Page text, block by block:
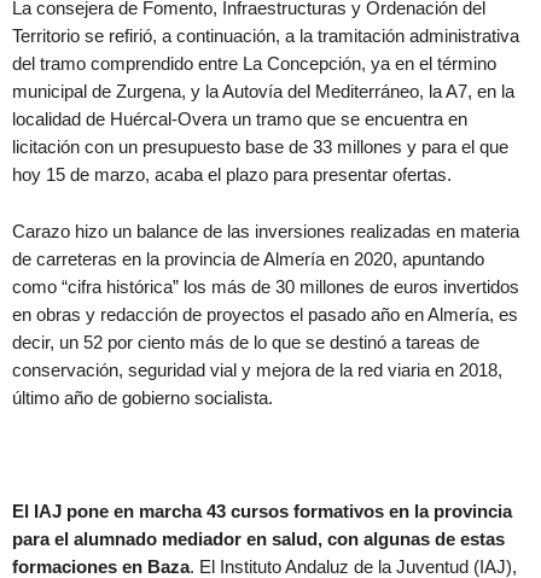
La consejera de Fomento, Infraestructuras y Ordenación del
Territorio se refirió, a continuación, a la tramitación administrativa
del tramo comprendido entre La Concepción, ya en el término
municipal de Zurgena, y la Autovía del Mediterráneo, la A7, en la
localidad de Huércal-Overa un tramo que se encuentra en
licitación con un presupuesto base de 33 millones y para el que
hoy 15 de marzo, acaba el plazo para presentar ofertas.
Carazo hizo un balance de las inversiones realizadas en materia
de carreteras en la provincia de Almería en 2020, apuntando
como “cifra histórica” los más de 30 millones de euros invertidos
en obras y redacción de proyectos el pasado año en Almería, es
decir, un 52 por ciento más de lo que se destinó a tareas de
conservación, seguridad vial y mejora de la red viaria en 2018,
último año de gobierno socialista.
El IAJ pone en marcha 43 cursos formativos en la provincia
para el alumnado mediador en salud, con algunas de estas
formaciones en Baza. El Instituto Andaluz de la Juventud (IAJ),